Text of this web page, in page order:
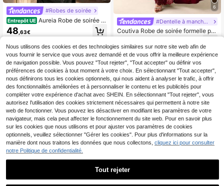
#Robes de soirée
Entrepôt UE Aureia Robe de soirée él
égante et romantique à manches lo
ngues, col en cœur noir, en moussel
e transparente, volants en arête de
poisson, fente haute, ourlet de sirèn
e. Convient pour le mariage, la fête,
la célébration, la soirée de gala (des
ign élaboré)
48 ,63€
6
#Dentelle à manches longues
Coutiva Robe de soirée formelle po
ur femmes grandes tailles, épaules
dénudées, patchwork en dentelle,
manches longues transparentes, aj
ustée avec ourlet queue de poisson
Nous utilisons des cookies et des technologies similaires sur notre site web afin de
vous fournir le service que vous avez demandé et de vous offrir la meilleure expérience
de navigation possible. Vous pouvez "Tout rejeter", "Tout accepter" ou définir vos
préférences de cookies à tout moment à votre choix. En sélectionnant "Tout accepter",
nous définirons tous les cookies optionnels, qui nous aident à analyser le trafic, à offrir
des fonctionnalités améliorées et à personnaliser le contenu et les publicités pour
compléter votre expérience d'achat avec SHEIN. En sélectionnant "Tout rejeter", vous
autorisez l'utilisation des cookies strictement nécessaires qui permettent à notre site
web de fonctionner. Vous pouvez les désactiver en modifiant les paramètres de votre
navigateur, mais cela peut affecter le fonctionnement du site web. Pour en savoir plus
sur les cookies que nous utilisons et pour ajuster vos paramètres de cookies
optionnels, veuillez sélectionner "Gérer les cookies". Pour plus d'informations sur la
manière dont nous traitons les données que nous collectons, cliquez ici pour consulter
notre Politique de confidentialité.
Tout rejeter